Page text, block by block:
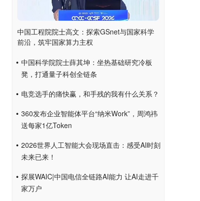
中国工程院院士高文：探索GSnet与国家科学
前沿，筑牢国家算力主权
中国科学院院士薛其坤：坐热基础研究冷板
凳，打通量子科创全链条
电竞选手的痛快赢，和手残的我有什么关系？
360发布企业智能体平台“纳米Work”，周鸿祎
送每家1亿Token
2026世界人工智能大会现场直击：感受AI时刻
未来已来！
探展WAIC|中国电信全链路AI能力 让AI走进千
家万户